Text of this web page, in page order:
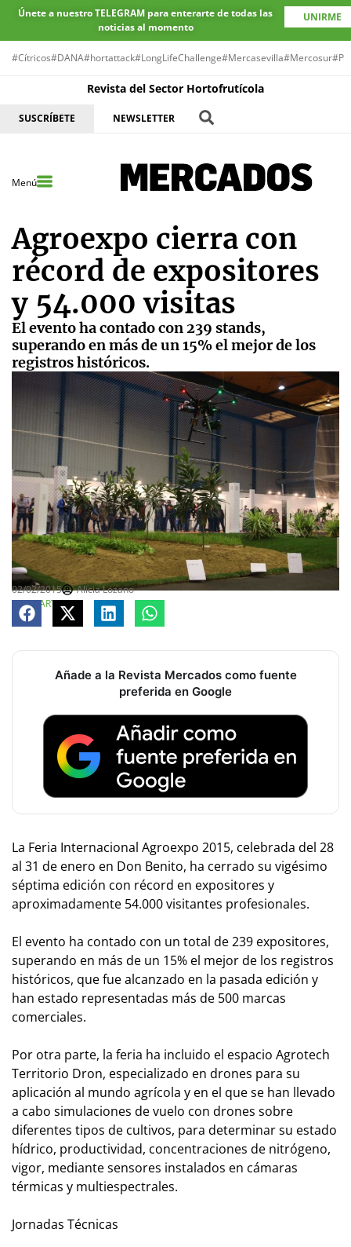
Únete a nuestro TELEGRAM para enterarte de todas las
noticias al momento
UNIRME
#Cítricos#DANA#hortattack#LongLifeChallenge#Mercasevilla#Mercosur
Revista del Sector Hortofrutícola
SUSCRÍBETE NEWSLETTER
Menú
Agroexpo cierra con
récord de expositores
y 54.000 visitas
El evento ha contado con 239 stands,
superando en más de un 15% el mejor de los
registros históricos.
02/02/2015
Alicia Lozano
COMPARTE
Añade a la Revista Mercados como fuente
preferida en Google
La Feria Internacional Agroexpo 2015, celebrada del 28
al 31 de enero en Don Benito, ha cerrado su vigésimo
séptima edición con récord en expositores y
aproximadamente 54.000 visitantes profesionales.
El evento ha contado con un total de 239 expositores,
superando en más de un 15% el mejor de los registros
históricos, que fue alcanzado en la pasada edición y
han estado representadas más de 500 marcas
comerciales.
Por otra parte, la feria ha incluido el espacio Agrotech
Territorio Dron, especializado en drones para su
aplicación al mundo agrícola y en el que se han llevado
a cabo simulaciones de vuelo con drones sobre
diferentes tipos de cultivos, para determinar su estado
hídrico, productividad, concentraciones de nitrógeno,
vigor, mediante sensores instalados en cámaras
térmicas y multiespectrales.
Jornadas Técnicas